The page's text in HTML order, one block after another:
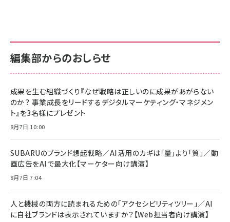
編集部からのおしらせ
成果を生む組織づくり『なぜ戦略は正しいのに成果があがらない
のか？ 事業成長をリードするデジタルマーケティング・マネジメン
ト』を3名様にプレゼント
8月7日 10:00
SUBARUのブランド想起戦略／AI活用のカギは「量」より「質」／動
画広告をAIで最大化【マーケター向け講演】
8月7日 7:04
人と機械の両方に読まれるための「アクセシビリティツリー」／AI
に自社ブランドは表示されていますか？【Web担当者向け講演】